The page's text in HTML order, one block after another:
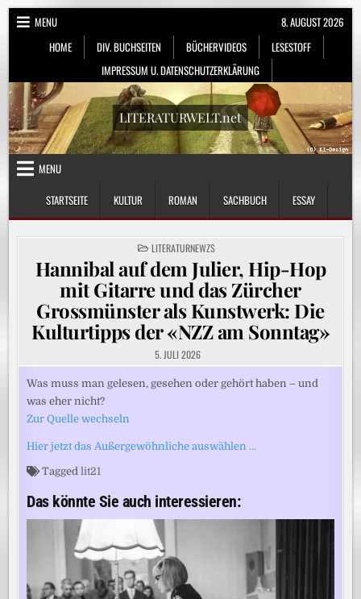
Skip
MENU
HOME
DIV. BUCHSEITEN BÜCHERVIDEOS
LESESTOFF
IMPRESSUM U. DATENSCHUTZERKLÄRUNG
8. AUGUST 2026
LITERATURWELT.net
MENU
STARTSEITE
KULTUR ROMAN SACHBUCH ESSAY
POSTED
IN
LITERATURNEWZS
Hannibal auf dem Julier, Hip-Hop
mit Gitarre und das Zürcher
Grossmünster als Kunstwerk: Die
Kulturtipps der «NZZ am Sonntag»
5. JULI 2026
Was muss man gelesen, gesehen oder gehört haben – und
was eher nicht?
Zur Quelle wechseln
Hier jetzt das Außergewöhnliche auswählen …
Taggedlit21
Das könnte Sie auch interessieren: